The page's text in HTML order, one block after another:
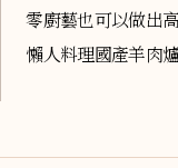
零廚藝也可以做出
懶人料理國產羊肉